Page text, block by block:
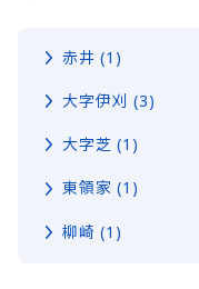
赤井 (1)
大字伊刈 (3)
大字芝 (1)
東領家 (1)
柳崎 (1)